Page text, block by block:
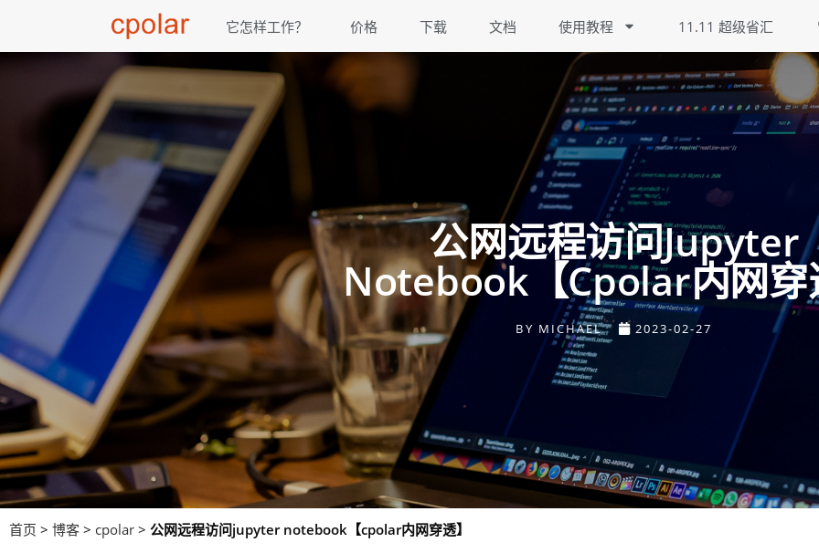
它怎样工作？ 价格 下载 文档 使用教程 11.11 超级省汇
公网远程访问jupyter
Notebook【cpolar内网穿
BY MICHAEL 2023-02-27
首页 > 博客 > cpolar > 公网远程访问jupyter notebook【cpolar内网穿透】